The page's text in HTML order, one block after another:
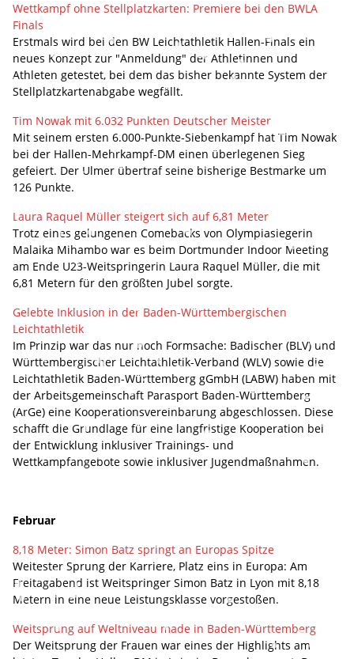
Wettkampf ohne Stellplatzkarten: Premiere bei den BWLA
Finals
Erstmals wird bei den BW Leichtathletik Hallen-Finals ein
neues Konzept zur "Anmeldung" der Athletinnen und
Athleten getestet, bei dem das bisher bekannte System der
Stellplatzkartenabgabe wegfällt.
Tim Nowak mit 6.032 Punkten Deutscher Meister
Mit seinem ersten 6.000-Punkte-Siebenkampf hat Tim Nowak
bei der Hallen-Mehrkampf-DM einen überlegenen Sieg
gefeiert. Der Ulmer übertraf seine bisherige Bestmarke um
126 Punkte.
Laura Raquel Müller steigert sich auf 6,81 Meter
Trotz eines gelungenen Comebacks von Olympiasiegerin
Malaika Mihambo war es beim Dortmunder Indoor Meeting
am Ende U23-Weitspringerin Laura Raquel Müller, die mit
6,81 Metern für den größten Jubel sorgte.
Gelebte Inklusion in der Baden-Württembergischen
Leichtathletik
Im Prinzip war das nur noch Formsache: Badischer (BLV) und
Württembergischer Leichtathletik-Verband (WLV) sowie die
Leichtathletik Baden-Württemberg gGmbH (LABW) haben mit
der Arbeitsgemeinschaft Parasport Baden-Württemberg
(ArGe) eine Kooperationsvereinbarung abgeschlossen. Diese
schafft die Grundlage für eine langfristige Kooperation bei
der Entwicklung inklusiver Trainings- und
Wettkampfangebote sowie inklusiver Jugendmaßnahmen.
Februar
8,18 Meter: Simon Batz springt an Europas Spitze
Weitester Sprung der Karriere, Platz eins in Europa: Am
Freitagabend ist Weitspringer Simon Batz in Lyon mit 8,18
Metern in eine neue Leistungsklasse vorgestoßen.
Weitsprung auf Weltniveau made in Baden-Württemberg
Der Weitsprung der Frauen war eines der Highlights am